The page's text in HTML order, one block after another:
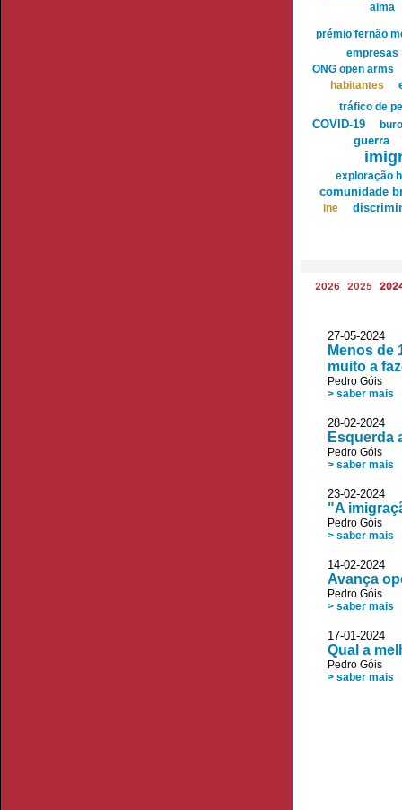
aima
prémio fernão
empresas
ONG open arms
habitantes
tráfico de
COVID-19
guerra
exploração
comunidade
ine
2026 2025
27-05-
Menos de
muito a
Pedro Góis
> saber mais
28-02-2024
Esquerda
Pedro Góis
> saber mais
23-02-
"A
Pedro Góis
> saber mais
14-02-2024
Avança
Pedro Góis
> saber mais
17-01-
Qual a
Pedro Góis
> saber mais